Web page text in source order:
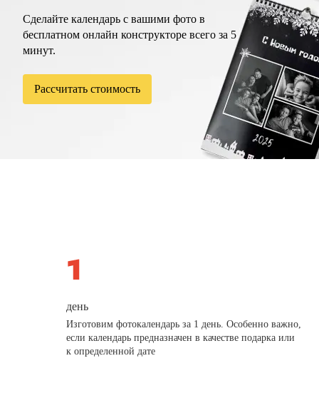
Сделайте календарь с вашими фото в
бесплатном онлайн конструкторе всего за 5
минут.
Рассчитать стоимость
день
Изготовим фотокалендарь за 1 день. Особенно важно,
если календарь предназначен в качестве подарка или
к определенной дате